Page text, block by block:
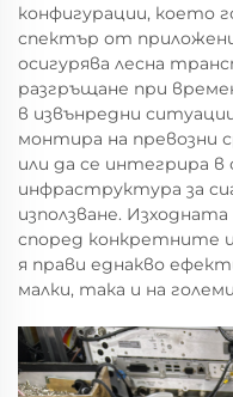
конфигурации, което
спектър от
осигурява лесна
разгръщане при
в извънредни
монтира на превозни
или да се интегрира
инфраструктура за
използване.
според конкретните
я прави еднакво
малки, така и на